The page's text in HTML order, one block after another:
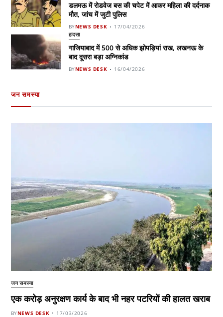
डलमऊ में रोडवेज बस की चपेट में आकर महिला की दर्दनाक
मौत, जांच में जुटी पुलिस
BYNEWS DESK 17/04/2026
हादसा
गाजियाबाद में 500 से अधिक झोपड़ियां राख, लखनऊ के
बाद दूसरा बड़ा अग्निकांड
BYNEWS DESK 16/04/2026
जन समस्या
जन समस्या
एक करोड़ अनुरक्षण कार्य के बाद भी नहर पटरियों की हालत खराब
BYNEWS DESK 17/03/2026